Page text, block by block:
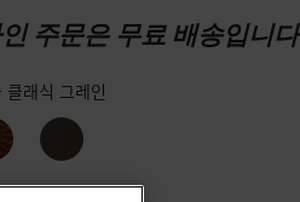
주문은 무료 배송입니다
클래식 그레인